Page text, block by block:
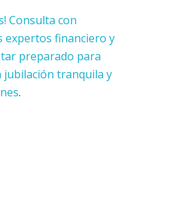
Consulta con
expertos financiero y
preparado para
tranquila y
.